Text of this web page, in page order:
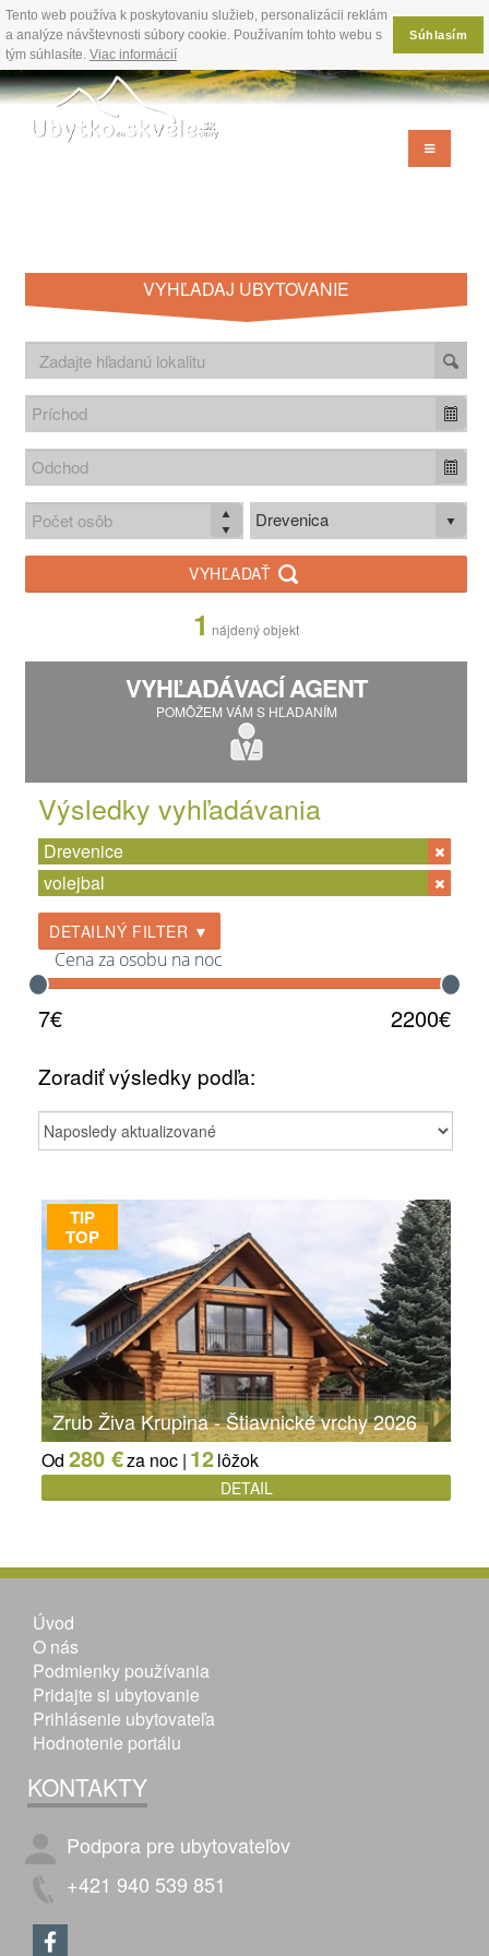
Tento web používa k poskytovaniu služieb, personalizácii reklám
a analýze návštevnosti súbory cookie. Používaním tohto webu s
tým súhlasíte. Viac informácií
Súhlasím
VYHĽADAJ UBYTOVANIE
Drevenica
VYHĽADAŤ
1 nájdený objekt
VYHĽADÁVACÍ AGENT
POMÔŽEM VÁM S HĽADANÍM
Výsledky vyhľadávania
Drevenice
volejbal
DETAILNÝ FILTER ▼
Cena za osobu na noc
7€ 2200€
Zoradiť výsledky podľa:
TIP
TOP
Zrub Živa Krupina - Štiavnické vrchy 2026
Od 280 €za noc | 12lôžok
DETAIL
Úvod
O nás
Podmienky používania
Pridajte si ubytovanie
Prihlásenie ubytovateľa
Hodnotenie portálu
KONTAKTY
Podpora pre ubytovateľov
+421 940 539 851